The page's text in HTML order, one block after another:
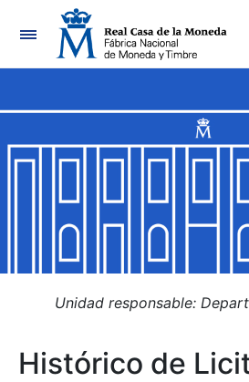
Navegación
Mostrar/Ocultar
Mostrar/Ocultar
Mostrar/Ocultar
Mostrar/Ocultar
Unidad responsable:
Histórico de